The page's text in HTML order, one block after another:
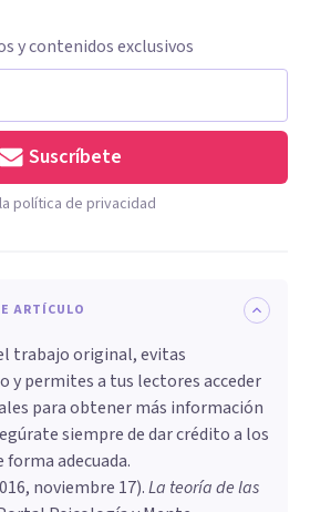
y contenidos exclusivos
Suscríbete
política de privacidad
ARTÍCULO
trabajo original, evitas
y permites a tus lectores acceder
para obtener más información
siempre de dar crédito a los
adecuada.
noviembre 17).​La teoría de las